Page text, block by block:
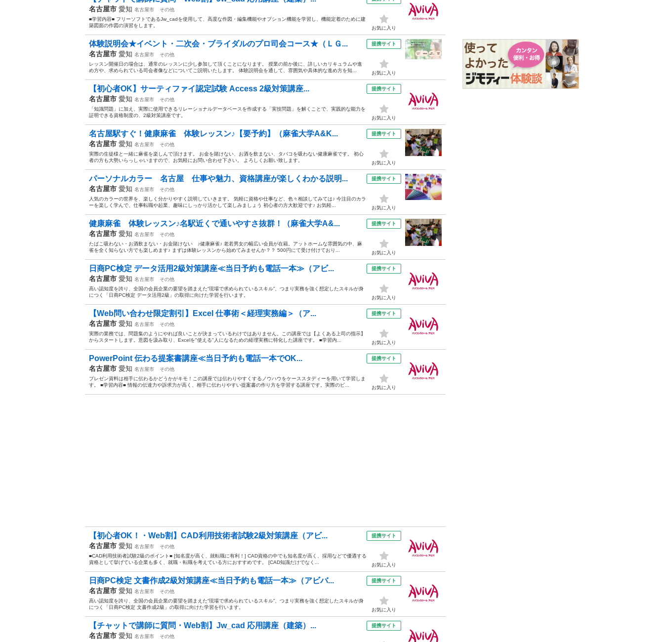
名古屋市 愛知 名古屋市
その他
■学習内容■ フリーソフトであるJw_cadを使用して、高度な作図・編集機能やオプション機能を学習し、機能定着のために建
築図面の作図の演習をします。
お気に入り
体験説明会★イベント・二次会・ブライダルのプロ司会コース★（ＬＧ...
名古屋市 愛知 名古屋市
その他
レッスン開催日の場合は、通常のレッスンに少し参加して頂くことになります。 授業の前か後に、詳しいカリキュラムや進
め方や、求められている司会者像などについてご説明いたします。 体験説明会を通して、雰囲気や具体的な進め方を知...
提携サイト
お気に入り
【初心者OK】サーティファイ認定試験 Access 2級対策講座...
名古屋市 愛知 名古屋市
その他
「知識問題」に加え、実際に使用できるリレーショナルデータベースを作成する「実技問題」を解くことで、実践的な能力を
証明できる資格制度の、2級対策講座です。
提携サイト
お気に入り
名古屋駅すぐ！健康麻雀 体験レッスン♪【要予約】（麻雀大学A&K...
名古屋市 愛知 名古屋市
その他
実際の生徒様と一緒に麻雀を楽しんで頂けます。 お金を賭けない、お酒を飲まない、タバコを吸わない健康麻雀です。 初心
者の方も大勢いらっしゃいますので、お気軽にお問い合わせ下さい。 よろしくお願い致します。
提携サイト
お気に入り
パーソナルカラー 名古屋 仕事や魅力、資格講座が楽しくわかる説明...
名古屋市 愛知 名古屋市
その他
人気のカラーの世界を、楽しく分かりやすく説明していきます。 気軽に資格や仕事など、色々相談してみては♪ 今注目のカラ
ーを楽しく学んで、仕事転職や起業、趣味にしっかり活かして楽しみましょう 初心者の方大歓迎です♪ お気軽...
提携サイト
お気に入り
健康麻雀 体験レッスン♪名駅近くで通いやすさ抜群！（麻雀大学A&...
名古屋市 愛知 名古屋市
その他
たばこ吸わない・お酒飲まない・お金賭けない ♪健康麻雀♪ 老若男女の幅広い会員が在籍。アットホームな雰囲気の中、麻
雀を全く知らない方でも楽しめます♪ まずは体験レッスンから始めてみませんか？？ 500円にて受け付けており...
提携サイト
お気に入り
日商PC検定 データ活用2級対策講座≪当日予約も電話一本≫（アビ...
名古屋市 愛知 名古屋市
その他
高い認知度を誇り、全国の会員企業の要望を踏まえた“現場で求められているスキル”、つまり実務を強く想定したスキルが身
につく「日商PC検定 データ活用2級」の取得に向けた学習を行います。
提携サイト
お気に入り
【Web問い合わせ限定割引】Excel 仕事術＜経理実務編＞（ア...
名古屋市 愛知 名古屋市
その他
実際の業務では、問題集のようにやれば良いことが決まっているわけではありません。この講座では【よくある上司の指示】
からスタートします。意図を汲み取り、Excelを"使える"人になるための経理実務に特化した講座です。 ■学習内...
提携サイト
お気に入り
PowerPoint 伝わる提案書講座≪当日予約も電話一本でOK...
名古屋市 愛知 名古屋市
その他
プレゼン資料は相手に伝わるかどうかがキモ！この講座では伝わりやすくするノウハウをケーススタディーを用いて学習しま
す。 ■学習内容■ 情報の伝達力や訴求力が高く、相手に伝わりやすい提案書の作り方を学習する講座です。実際のビ...
提携サイト
お気に入り
【初心者OK！・Web割】CAD利用技術者試験2級対策講座（アビ...
名古屋市 愛知 名古屋市
その他
■CAD利用技術者試験2級のポイント■ [知名度が高く、就転職に有利！] CAD資格の中でも知名度が高く、採用などで優遇する
資格として挙げている企業も多く、就職・転職を考えている方におすすめです。 [CAD知識だけでなく...
提携サイト
お気に入り
日商PC検定 文書作成2級対策講座≪当日予約も電話一本≫（アビバ...
名古屋市 愛知 名古屋市
その他
高い認知度を誇り、全国の会員企業の要望を踏まえた“現場で求められているスキル”、つまり実務を強く想定したスキルが身
につく「日商PC検定 文書作成2級」の取得に向けた学習を行います。
提携サイト
お気に入り
【チャットで講師に質問・Web割】Jw_cad 応用講座（建築）...
名古屋市 愛知 名古屋市
その他
提携サイト